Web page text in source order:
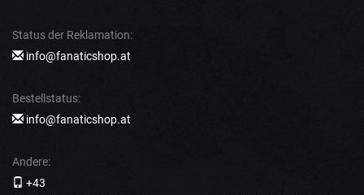
Status der Reklamation:
info@fanaticshop.at
Bestellstatus:
info@fanaticshop.at
Andere:
+43